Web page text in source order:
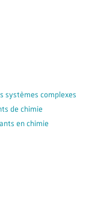
systèmes complexes
de chimie
en chimie